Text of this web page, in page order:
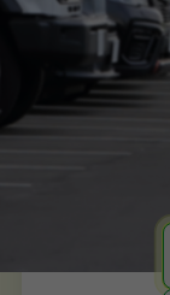
電話か出張か、高い
ご依頼い